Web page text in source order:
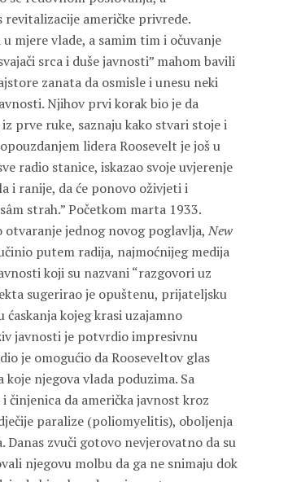
američke privrede.
mjere vlade, a samim tim i očuvanje
srca i duše javnosti” mahom bavili
zanata da osmisle i unesu neki
Njihov prvi korak bio je da
prve ruke, saznaju kako stvari stoje i
lidera Roosevelt je još u
radio stanice, iskazao svoje uvjerenje
i ranije, da će ponovo oživjeti i
strah.” Početkom marta 1933.
otvaranje jednog novog poglavlja,New
putem radija, najmoćnijeg medija
koji su nazvani “razgovori uz
sugerirao je opuštenu, prijateljsku
kojeg krasi uzajamno
javnosti je potvrdio impresivnu
je omogućio da Rooseveltov glas
njegova vlada poduzima. Sa
činjenica da američka javnost kroz
paralize (poliomyelitis), oboljenja
zvuči gotovo nevjerovatno da su
njegovu molbu da ga ne snimaju dok